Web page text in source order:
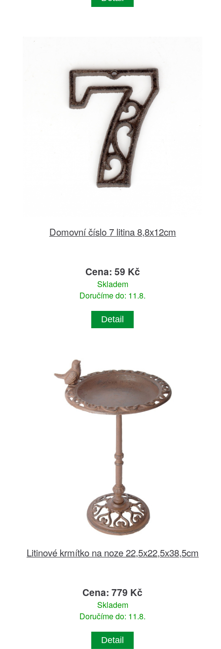
Domovní číslo 7 litina 8,8x12cm
Cena: 59 Kč
Skladem
Doručíme do: 11.8.
Detail
Litinové krmítko na noze 22,5x22,5x38,5cm
Cena: 779 Kč
Skladem
Doručíme do: 11.8.
Detail